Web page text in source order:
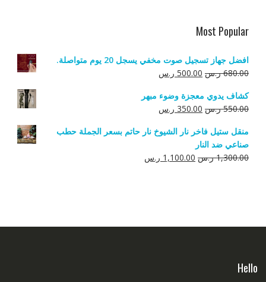
Most Popular
افضل جهاز تسجيل صوت مخفي يسجل 20 يوم متواصلة.
680.00 ر.س السعر
هو:
680.00 ر.س.
500.00 ر.سالسعر
هو:
500.00 ر.س.
كشاف يدوي معجزة وضوء مبهر
550.00 ر.س السعر
هو:
550.00 ر.س.
350.00 ر.سالسعر
هو:
منقل ستيل فاخر نار الشيوخ نار حاتم بسعر الجملة حطب
صناعي ضد النار
1,300.00 ر.س السعر
1,100.00 ر.سالسعر
Hello